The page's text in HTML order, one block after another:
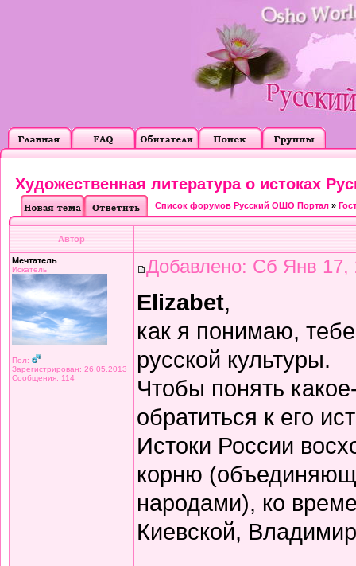
Художественная литература о истоках
Список форумов Русский ОШО Портал »
Автор
Мечтатель
Искатель
Пол:
Зарегистрирован: 26.05.2013
Сообщения: 114
Добавлено: Сб Янв 17,
Elizabet,
как я понимаю,
русской культуры.
Чтобы понять
обратиться к его
Истоки России
корню
народами), ко
Киевской,